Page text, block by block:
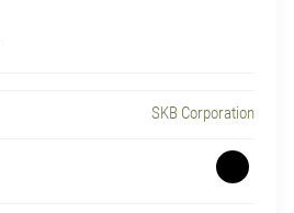
SKB Corporation